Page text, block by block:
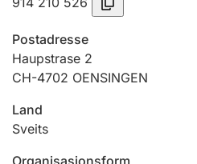
Jeger
Betaling og jegeravgiftskort
Ektepaktveileder
Postadresse
Haupstrase 2
CH-4702 OENSINGEN
Land
Sveits
Organisasjonsform